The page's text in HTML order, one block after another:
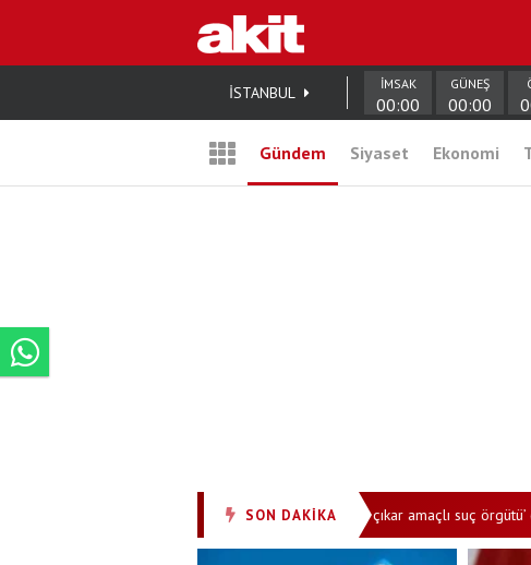
İSTANBUL İMSAK
00:00
GÜNEŞ
00:00
Gündem Siyaset Ekonomi
SON DAKİKA
• ‘İmamoğlu çıkar amaçlı suç örgütü’